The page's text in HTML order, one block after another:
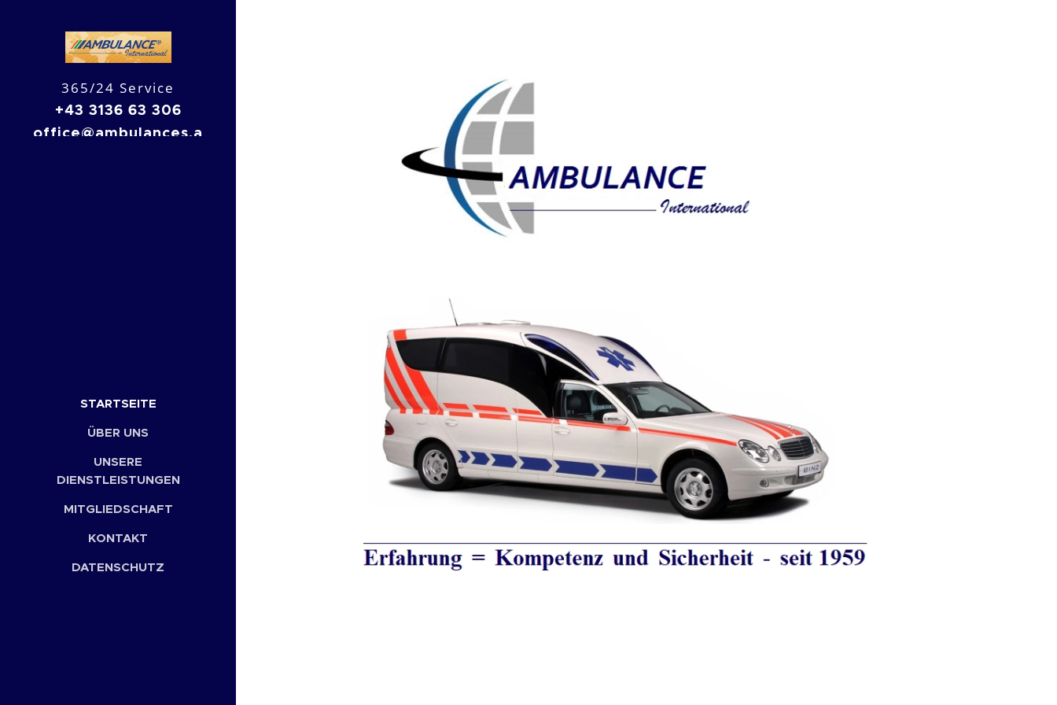
365/24 Service
+43 3136 63 306
office@ambulances.a
STARTSEITE
ÜBER UNS
UNSERE
DIENSTLEISTUNGEN
MITGLIEDSCHAFT
KONTAKT
DATENSCHUTZ